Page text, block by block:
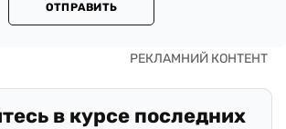
ОТПРАВИТЬ
в курсе последних